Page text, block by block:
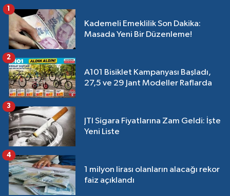
Kademeli Emeklilik Son Dakika:
Masada Yeni Bir Düzenleme!
1
A101 Bisiklet Kampanyası Başladı,
27,5 ve 29 Jant Modeller Raflarda
2
JTI Sigara Fiyatlarına Zam Geldi: İşte
Yeni Liste
3
1 milyon lirası olanların alacağı rekor
faiz açıklandı
4